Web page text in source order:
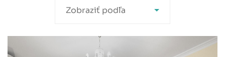
Zobraziť podľa